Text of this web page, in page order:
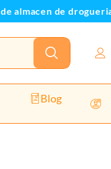
de drogueria
Blog